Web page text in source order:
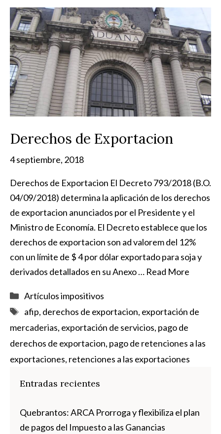
Derechos de Exportacion
4 septiembre, 2018
Derechos de Exportacion El Decreto 793/2018 (B.O.
04/09/2018) determina la aplicación de los derechos
de exportacion anunciados por el Presidente y el
Ministro de Economía. El Decreto establece que los
derechos de exportacion son ad valorem del 12%
con un límite de $ 4 por dólar exportado para soja y
derivados detallados en su Anexo … Read More
Categorías
Artículos impositivos
Etiquetas
afip, derechos de exportacion, exportación de
mercaderias, exportación de servicios, pago de
derechos de exportacion, pago de retenciones a las
exportaciones, retenciones a las exportaciones
Entradas recientes
Quebrantos: ARCA Prorroga y flexibiliza el plan
de pagos del Impuesto a las Ganancias